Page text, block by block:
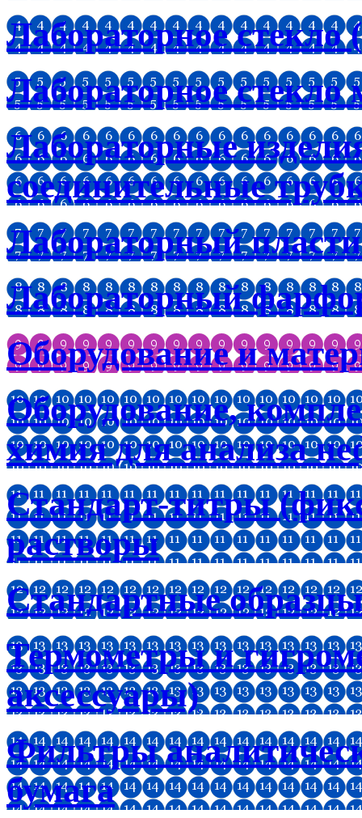
Лабораторное стекло
Лабораторное стекло
Лабораторные
соединительные
Лабораторный
Лабораторный
Оборудование и
Оборудование,
химия для анализа
Стандарт-титры
растворы
Стандартные
Термометры и
аксессуары)
Фильтры
бумага